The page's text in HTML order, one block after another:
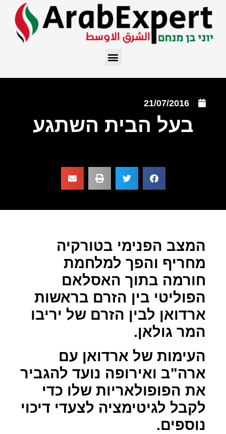
21/07/2016
בעל הבית השתגע
המצב הפנימי בטורקיה
מחריף והפך למלחמת
חורמה בתוך האסלאם
הפוליטי בין הזרם בראשות
ארדואן לבין הזרם של יריבו
המר גולאן.
העימות של ארדואן עם
ארה"ב ואירופה נועד להגביר
את הפופולאריות שלו כדי
לקבל לגיטימציה לצעדי דיכוי
נוספים.